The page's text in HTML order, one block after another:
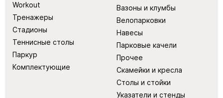
Workout
Тренажеры
Стадионы
Теннисные столы
Паркур
Комплектующие
Вазоны и клумбы
Велопарковки
Навесы
Парковые качели
Прочее
Скамейки и кресла
Столы и стойки
Указатели и стенды